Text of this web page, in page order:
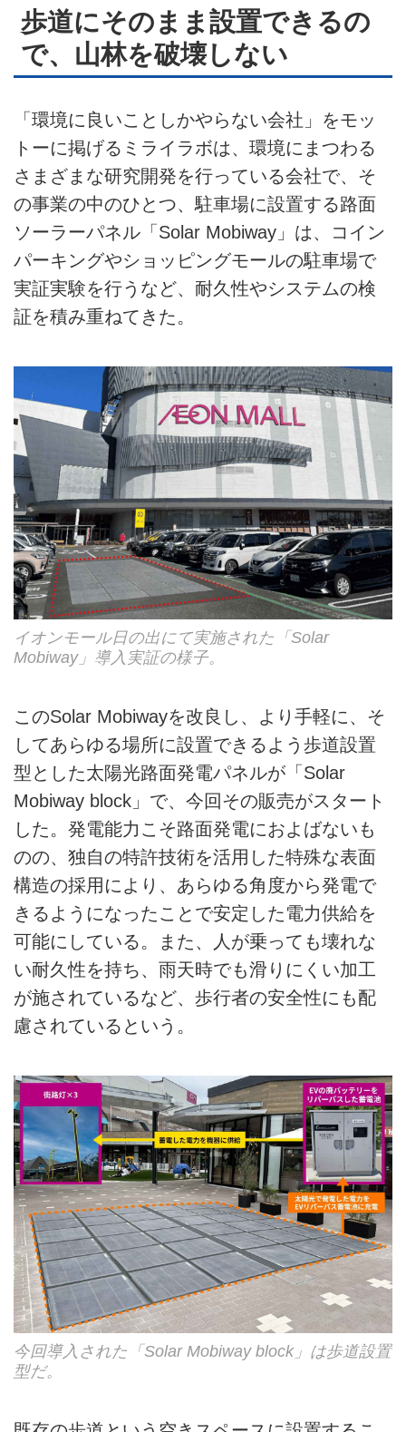
お問い合せ
歩道にそのまま設置できるの
で、山林を破壊しない
「環境に良いことしかやらない会社」をモッ
トーに掲げるミライラボは、環境にまつわる
さまざまな研究開発を行っている会社で、そ
の事業の中のひとつ、駐車場に設置する路面
ソーラーパネル「Solar Mobiway」は、コイン
パーキングやショッピングモールの駐車場で
実証実験を行うなど、耐久性やシステムの検
証を積み重ねてきた。
イオンモール日の出にて実施された「Solar
Mobiway」導入実証の様子。
このSolar Mobiwayを改良し、より手軽に、そ
してあらゆる場所に設置できるよう歩道設置
型とした太陽光路面発電パネルが「Solar
Mobiway block」で、今回その販売がスタート
した。発電能力こそ路面発電におよばないも
のの、独自の特許技術を活用した特殊な表面
構造の採用により、あらゆる角度から発電で
きるようになったことで安定した電力供給を
可能にしている。また、人が乗っても壊れな
い耐久性を持ち、雨天時でも滑りにくい加工
が施されているなど、歩行者の安全性にも配
慮されているという。
今回導入された「Solar Mobiway block」は歩道設置
型だ。